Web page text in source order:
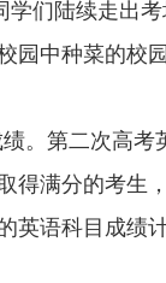
陆续走出考
中种菜的校
第二次高考
满分的考
语科目成绩计